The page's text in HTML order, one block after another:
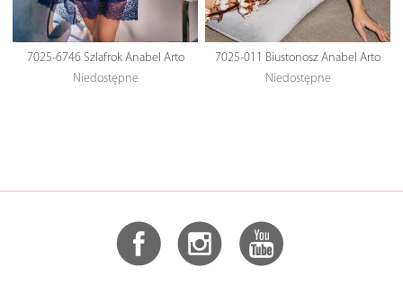
7025-6746 Szlafrok Anabel Arto
Niedostępne
7025-011 Biustonosz Anabel Arto
Niedostępne